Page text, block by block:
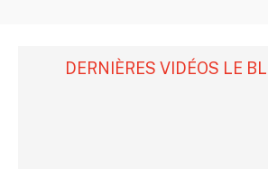
DERNIÈRES VIDÉOS LE